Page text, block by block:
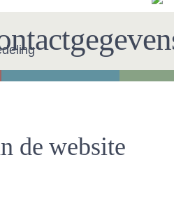
de website